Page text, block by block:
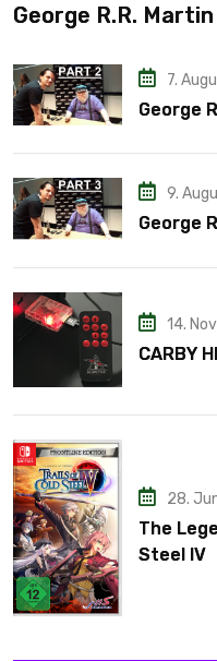
George R.R.
7.
George
9.
George
14.
CARBY
28.
The
Steel IV